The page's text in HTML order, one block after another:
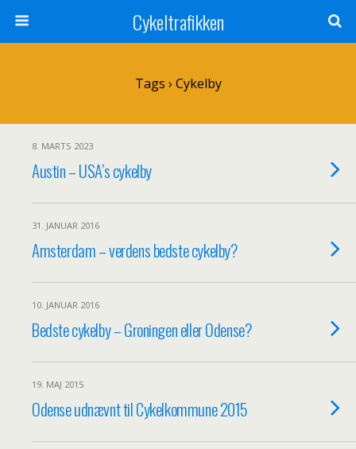
Cykeltrafikken
Tags › Cykelby
8. MARTS 2023
Austin – USA’s cykelby
31. JANUAR 2016
Amsterdam – verdens bedste cykelby?
10. JANUAR 2016
Bedste cykelby – Groningen eller Odense?
19. MAJ 2015
Odense udnævnt til Cykelkommune 2015